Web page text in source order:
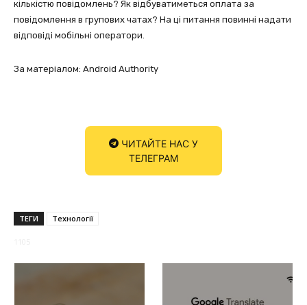
кількістю повідомлень? Як відбуватиметься оплата за
повідомлення в групових чатах? На ці питання повинні надати
відповіді мобільні оператори.
За матеріалом: Android Authority
ЧИТАЙТЕ НАС У
ТЕЛЕГРАМ
ТЕГИ Технології